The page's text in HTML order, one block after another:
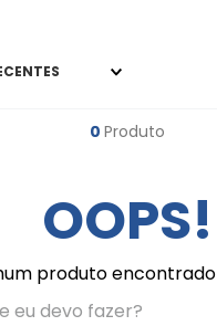
0 Produto
OOPS!
produto encontrado
eu devo fazer?